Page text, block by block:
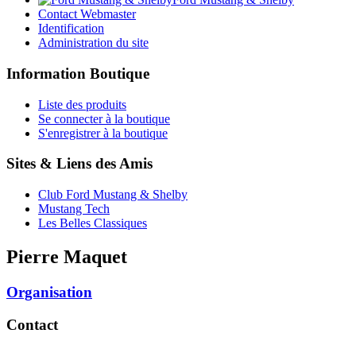
Contact Webmaster
Identification
Administration du site
Information Boutique
Liste des produits
Se connecter à la boutique
S'enregistrer à la boutique
Sites & Liens des Amis
Club Ford Mustang & Shelby
Mustang Tech
Les Belles Classiques
Pierre Maquet
Organisation
Contact